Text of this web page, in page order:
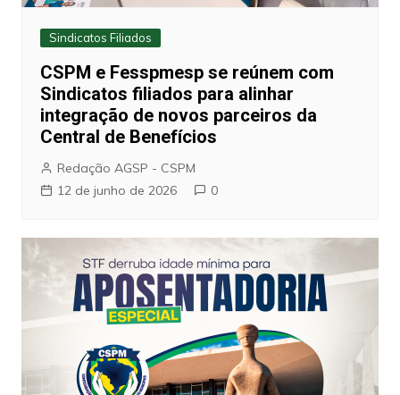
Sindicatos Filiados
CSPM e Fesspmesp se reúnem com
Sindicatos filiados para alinhar
integração de novos parceiros da
Central de Benefícios
Redação AGSP - CSPM
12 de junho de 2026
0